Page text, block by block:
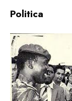
Politica